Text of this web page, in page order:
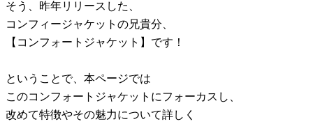
そう、昨年リリースした、
コンフィージャケットの兄貴分、
【コンフォートジャケット】です！
ということで、本ページでは
このコンフォートジャケットにフォーカスし、
改めて特徴やその魅力について詳しく